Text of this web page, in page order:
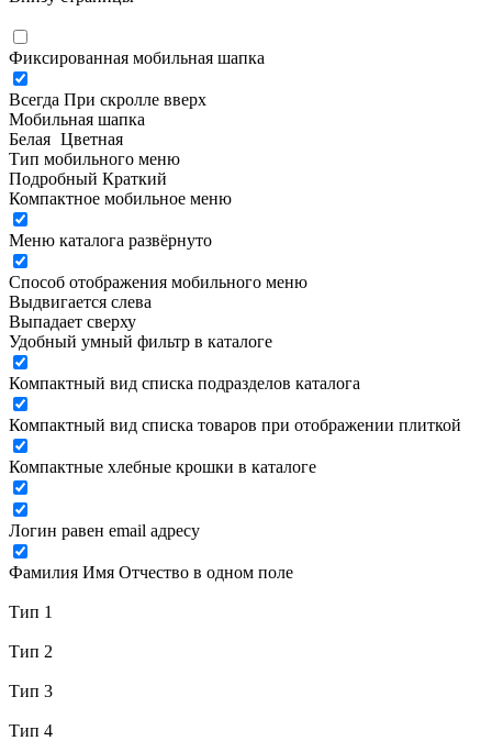
Фиксированная мобильная шапка
Всегда При скролле вверх
Мобильная шапка
Белая Цветная
Тип мобильного меню
Подробный Краткий
Компактное мобильное меню
Меню каталога развёрнуто
Способ отображения мобильного меню
Выдвигается слева
Выпадает сверху
Удобный умный фильтр в каталоге
Компактный вид списка подразделов каталога
Компактный вид списка товаров при отображении плиткой
Компактные хлебные крошки в каталоге
Логин равен email адресу
Фамилия Имя Отчество в одном поле
Тип 1
Тип 2
Тип 3
Тип 4